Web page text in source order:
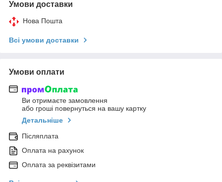
Умови доставки
Нова Пошта
Всі умови доставки
Умови оплати
Ви отримаєте замовлення
або гроші повернуться на вашу картку
Детальніше
Післяплата
Оплата на рахунок
Оплата за реквізитами